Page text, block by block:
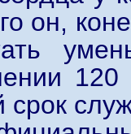
он,
срок